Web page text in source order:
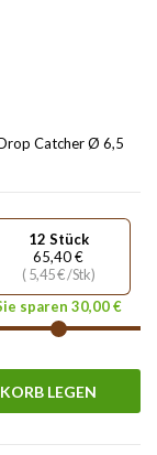
Catcher Ø 6,5
12 Stück
65,40 €
( 5,45 € /Stk)
sparen 30,00 €
LEGEN